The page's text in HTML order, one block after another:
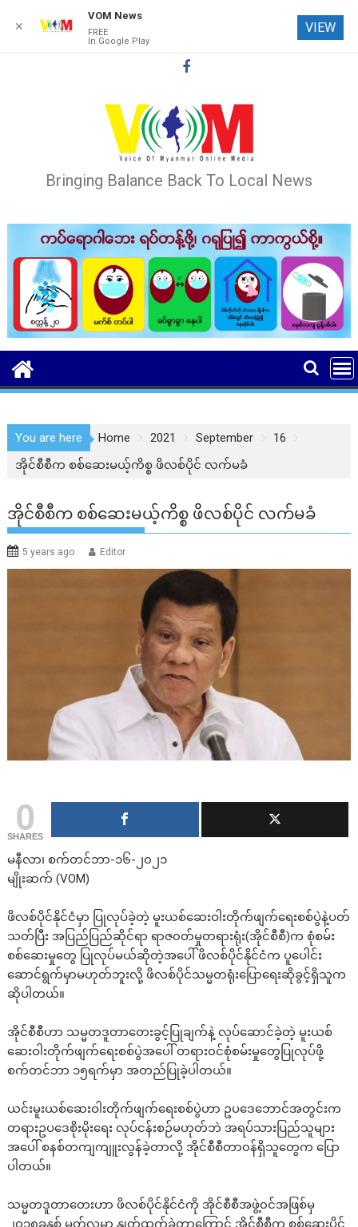
Bringing Balance Back To Local News
You are here Home 2021 September
16
အိုင်စီစီက စစ်ဆေးမယ့်ကိစ္စ ဖိလစ်ပိုင် လက်မခံ
အိုင်စီစီက စစ်ဆေးမယ့်ကိစ္စ ဖိလစ်ပိုင် လက်မခံ
5 years ago Editor
0
SHARES
မနီလာ၊ စက်တင်ဘာ-၁၆-၂၀၂၁
မျိုးဆက် (VOM)
ဖိလစ်ပိုင်နိုင်ငံမှာ ပြုလုပ်ခဲ့တဲ့ မူးယစ်ဆေးဝါးတိုက်ဖျက်ရေးစစ်ပွဲနဲ့ပတ်
သတ်ပြီး အပြည်ပြည်ဆိုင်ရာ ရာဇ၀တ်မှုတရားရုံး(အိုင်စီစီ)က စုံစမ်း
စစ်ဆေးမှုတွေ ပြုလုပ်မယ်ဆိုတဲ့အပေါ် ဖိလစ်ပိုင်နိုင်ငံက ပူပေါင်း
ဆောင်ရွက်မှာမဟုတ်ဘူးလို့ ဖိလစ်ပိုင်သမ္မတရုံးပြောရေးဆိုခွင့်ရှိသူက
ဆိုပါတယ်။
အိုင်စီစီဟာ သမ္မတဒူတာတေးခွင့်ပြုချက်နဲ့ လုပ်ဆောင်ခဲ့တဲ့ မူးယစ်
ဆေးဝါးတိုက်ဖျက်ရေးစစ်ပွဲအပေါ် တရား၀င်စုံစမ်းမှုတွေပြုလုပ်ဖို့
စက်တင်ဘာ ၁၅ရက်မှာ အတည်ပြုခဲ့ပါတယ်။
ယင်းမူးယစ်ဆေးဝါးတိုက်ဖျက်ရေးစစ်ပွဲဟာ ဥပဒေဘောင်အတွင်းက
တရားဥပဒေစိုးမိုးရေး လုပ်ငန်းစဉ်မဟုတ်ဘဲ အရပ်သားပြည်သူများ
အပေါ် စနစ်တကျကျူးလွန်ခဲ့တာလို့ အိုင်စီစီတာ၀န်ရှိသူတွေက ပြော
ပါတယ်။
သမ္မတဒူတာတေးဟာ ဖိလစ်ပိုင်နိုင်ငံကို အိုင်စီစီအဖွဲ့၀င်အဖြစ်မှ
၂၀၁၈ခုနှစ် မတ်လမှာ နှုတ်ထွက်ခဲ့တာကြောင့် အိုင်စီစီက စစ်ဆေးပိုင်
✕
VOM News
FREE
In Google Play
VIEW